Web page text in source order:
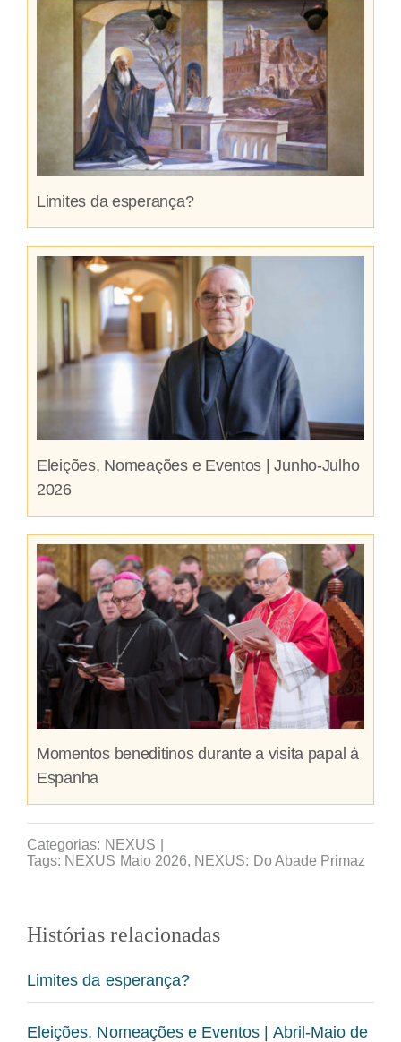
Limites da esperança?
Eleições, Nomeações e Eventos | Junho-Julho
2026
Momentos beneditinos durante a visita papal à
Espanha
Categorias: NEXUS
Tags: NEXUS Maio 2026, NEXUS: Do Abade Primaz
Histórias relacionadas
Limites da esperança?
Eleições, Nomeações e Eventos | Abril-Maio de